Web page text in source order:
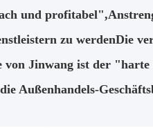
und
zu werdenDie
von Jinwang ist der
Außenhandels-